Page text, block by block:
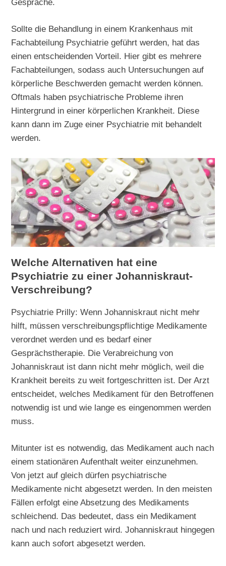
Gespräche.
Sollte die Behandlung in einem Krankenhaus mit
Fachabteilung Psychiatrie geführt werden, hat das
einen entscheidenden Vorteil. Hier gibt es mehrere
Fachabteilungen, sodass auch Untersuchungen auf
körperliche Beschwerden gemacht werden können.
Oftmals haben psychiatrische Probleme ihren
Hintergrund in einer körperlichen Krankheit. Diese
kann dann im Zuge einer Psychiatrie mit behandelt
werden.
Welche Alternativen hat eine
Psychiatrie zu einer Johanniskraut-
Verschreibung?
Psychiatrie Prilly: Wenn Johanniskraut nicht mehr
hilft, müssen verschreibungspflichtige Medikamente
verordnet werden und es bedarf einer
Gesprächstherapie. Die Verabreichung von
Johanniskraut ist dann nicht mehr möglich, weil die
Krankheit bereits zu weit fortgeschritten ist. Der Arzt
entscheidet, welches Medikament für den Betroffenen
notwendig ist und wie lange es eingenommen werden
muss.
Mitunter ist es notwendig, das Medikament auch nach
einem stationären Aufenthalt weiter einzunehmen.
Von jetzt auf gleich dürfen psychiatrische
Medikamente nicht abgesetzt werden. In den meisten
Fällen erfolgt eine Absetzung des Medikaments
schleichend. Das bedeutet, dass ein Medikament
nach und nach reduziert wird. Johanniskraut hingegen
kann auch sofort abgesetzt werden.